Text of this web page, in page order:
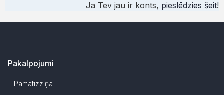
Ja Tev jau ir konts, pieslēdzies šeit!
Pakalpojumi
Pamatizziņa